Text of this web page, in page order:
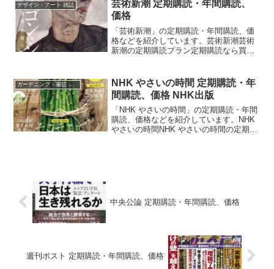
1,210...
デザイン・アート 雑誌
芸術新潮 定期購読・年間購読、
価格
「芸術新潮」の定期購読・年間購読、価
格などを紹介しています。芸術新潮芸術
新潮の定期購読プラン定期購読なら買い
冊)価格(12冊)： 18,840円...
ガーデニング・園芸 雑誌
NHK やさいの時間 定期購読・年
間購読、価格 NHK出版
「NHK やさいの時間」の定期購読・年間
購読、価格などを紹介しています。NHK
やさいの時間NHK やさいの時間の定期購
中央公論 定期購読・年間購読、価格
週刊ポスト 定期購読・年間購読、価格